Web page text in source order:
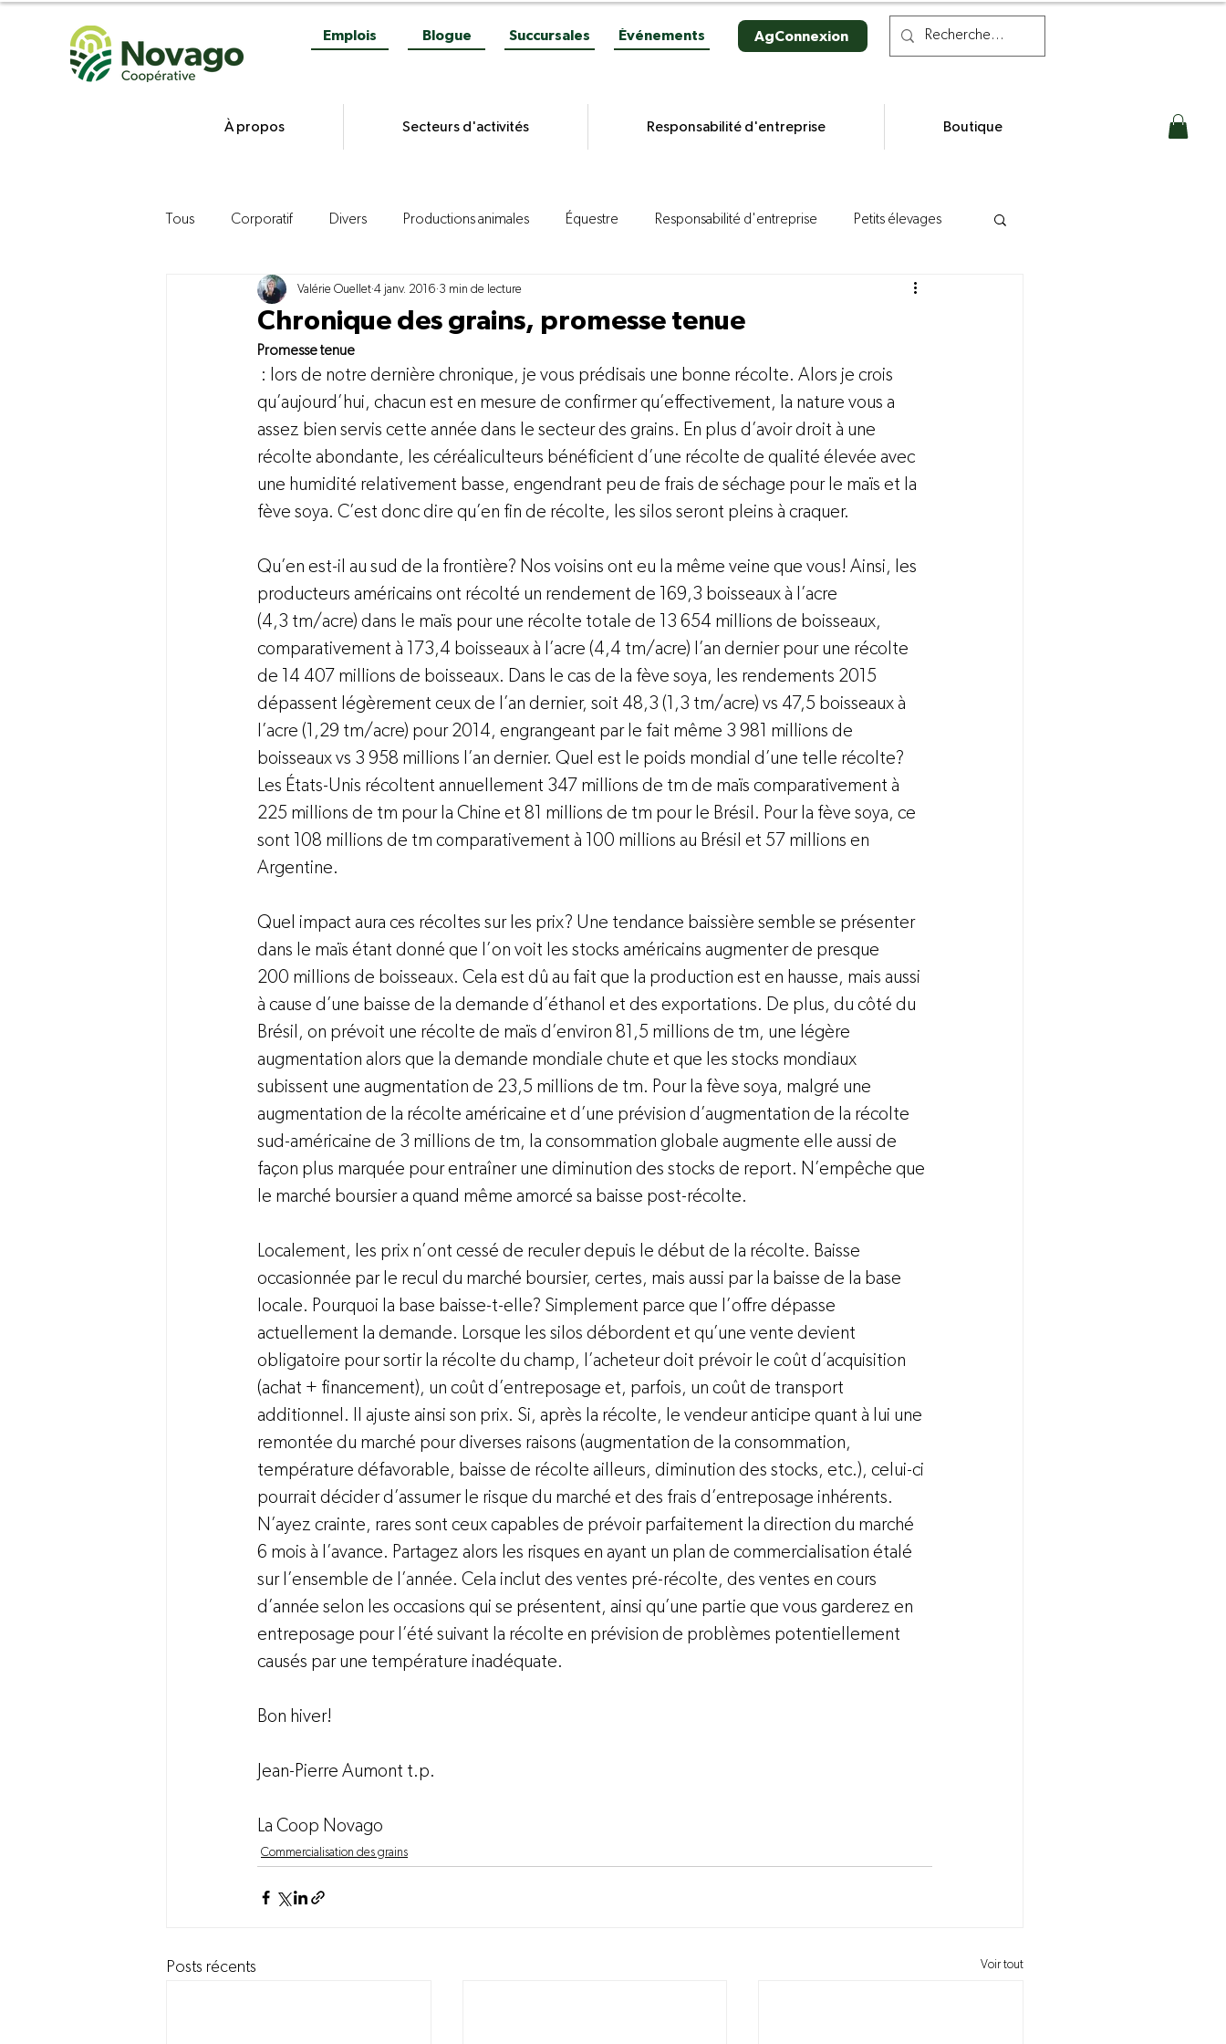
Emplois Blogue Succursales Événements AgConnexion
À propos Secteurs d'activités Responsabilité d'entreprise Boutique
Tous Corporatif Divers Productions animales Équestre Responsabilité d'entreprise Petits élevages
Commercialisation des grains Productions végétales
Agroenvironnement Production porcine Reportages Novacultrices Quincailleries
Chronique des grains, promesse tenue
Valérie Ouellet 4 janv. 2016 3 min de lecture
Promesse tenue
: lors de notre dernière chronique, je vous prédisais une bonne récolte. Alors je crois
qu’aujourd’hui, chacun est en mesure de confirmer qu’effectivement, la nature vous a
assez bien servis cette année dans le secteur des grains. En plus d’avoir droit à une
récolte abondante, les céréaliculteurs bénéficient d’une récolte de qualité élevée avec
une humidité relativement basse, engendrant peu de frais de séchage pour le maïs et la
fève soya. C’est donc dire qu’en fin de récolte, les silos seront pleins à craquer.
Qu’en est-il au sud de la frontière? Nos voisins ont eu la même veine que vous! Ainsi, les
producteurs américains ont récolté un rendement de 169,3 boisseaux à l’acre
(4,3 tm/acre) dans le maïs pour une récolte totale de 13 654 millions de boisseaux,
comparativement à 173,4 boisseaux à l’acre (4,4 tm/acre) l’an dernier pour une récolte
de 14 407 millions de boisseaux. Dans le cas de la fève soya, les rendements 2015
dépassent légèrement ceux de l’an dernier, soit 48,3 (1,3 tm/acre) vs 47,5 boisseaux à
l’acre (1,29 tm/acre) pour 2014, engrangeant par le fait même 3 981 millions de
boisseaux vs 3 958 millions l’an dernier. Quel est le poids mondial d’une telle récolte?
Les États-Unis récoltent annuellement 347 millions de tm de maïs comparativement à
225 millions de tm pour la Chine et 81 millions de tm pour le Brésil. Pour la fève soya, ce
sont 108 millions de tm comparativement à 100 millions au Brésil et 57 millions en
Argentine.
Quel impact aura ces récoltes sur les prix? Une tendance baissière semble se présenter
dans le maïs étant donné que l’on voit les stocks américains augmenter de presque
200 millions de boisseaux. Cela est dû au fait que la production est en hausse, mais aussi
à cause d’une baisse de la demande d’éthanol et des exportations. De plus, du côté du
Brésil, on prévoit une récolte de maïs d’environ 81,5 millions de tm, une légère
augmentation alors que la demande mondiale chute et que les stocks mondiaux
subissent une augmentation de 23,5 millions de tm. Pour la fève soya, malgré une
augmentation de la récolte américaine et d’une prévision d’augmentation de la récolte
sud-américaine de 3 millions de tm, la consommation globale augmente elle aussi de
façon plus marquée pour entraîner une diminution des stocks de report. N’empêche que
le marché boursier a quand même amorcé sa baisse post-récolte.
Localement, les prix n’ont cessé de reculer depuis le début de la récolte. Baisse
occasionnée par le recul du marché boursier, certes, mais aussi par la baisse de la base
locale. Pourquoi la base baisse-t-elle? Simplement parce que l’offre dépasse
actuellement la demande. Lorsque les silos débordent et qu’une vente devient
obligatoire pour sortir la récolte du champ, l’acheteur doit prévoir le coût d’acquisition
(achat + financement), un coût d’entreposage et, parfois, un coût de transport
additionnel. Il ajuste ainsi son prix. Si, après la récolte, le vendeur anticipe quant à lui une
remontée du marché pour diverses raisons (augmentation de la consommation,
température défavorable, baisse de récolte ailleurs, diminution des stocks, etc.), celui-ci
pourrait décider d’assumer le risque du marché et des frais d’entreposage inhérents.
N’ayez crainte, rares sont ceux capables de prévoir parfaitement la direction du marché
6 mois à l’avance. Partagez alors les risques en ayant un plan de commercialisation étalé
sur l’ensemble de l’année. Cela inclut des ventes pré-récolte, des ventes en cours
d’année selon les occasions qui se présentent, ainsi qu’une partie que vous garderez en
entreposage pour l’été suivant la récolte en prévision de problèmes potentiellement
causés par une température inadéquate.
Bon hiver!
Jean-Pierre Aumont t.p.
La Coop Novago
Commercialisation des grains
Posts récents Voir tout